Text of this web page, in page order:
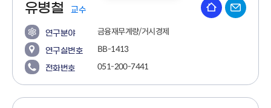
유병철 교수
연구분야 금융재무계량/거시경제
연구실번호 BB-1413
전화번호 051-200-7441